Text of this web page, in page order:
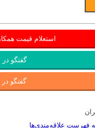
استعلام قیمت
گفتگو در
گفتگو در
فهرست علاقه‌مندی‌ها